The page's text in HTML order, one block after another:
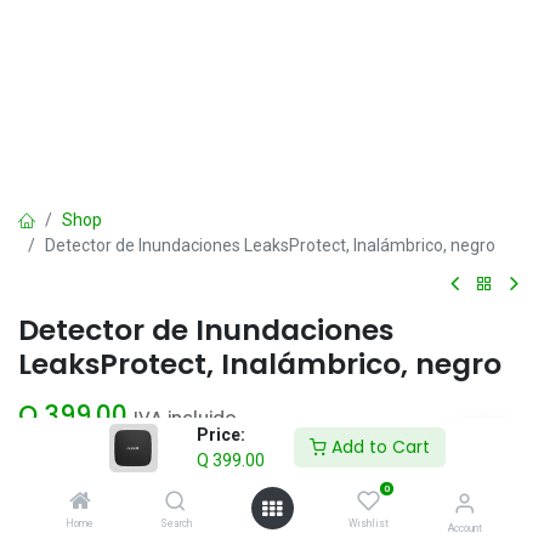
Price:
Q 399.00
Add to Cart
Home Search
0
Wishlist Account
Shop
Detector de Inundaciones LeaksProtect, Inalámbrico, negro
Detector de Inundaciones
LeaksProtect, Inalámbrico, negro
Q 399.00 IVA incluido
Add to Cart